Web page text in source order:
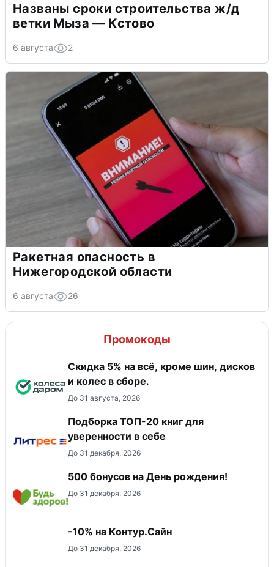
Названы сроки строительства ж/д
ветки Мыза — Кстово
6 августа 2
Ракетная опасность в
Нижегородской области
6 августа 26
Промокоды
Скидка 5% на всё, кроме шин, дисков
и колес в сборе.
До 31 августа, 2026
Подборка ТОП-20 книг для
уверенности в себе
До 31 декабря, 2026
500 бонусов на День рождения!
До 31 декабря, 2026
-10% на Контур.Сайн
До 31 декабря, 2026